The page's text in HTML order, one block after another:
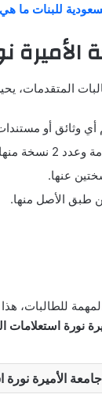
للبنات ما
المتقدمات،
وثائق أو
عنها.
طبق الأصل منها.
نورة استعلامات
الأميرة نورة